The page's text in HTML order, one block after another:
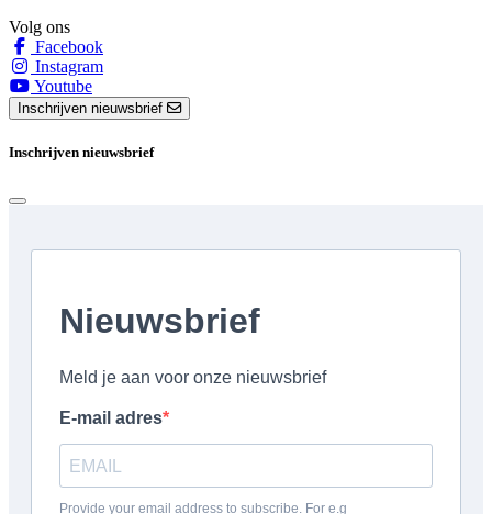
Volg ons
Facebook
Instagram
Youtube
Inschrijven nieuwsbrief
Inschrijven nieuwsbrief